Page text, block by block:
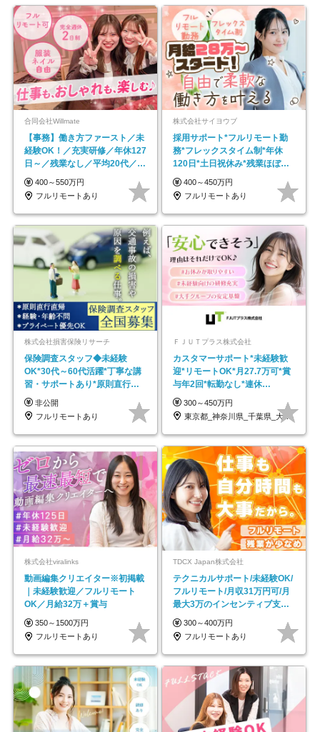
合同会社Willmate
【事務】働き方ファースト／未
経験OK！／充実研修／年休127
日～／残業なし／平均20代／リ
モートOK
400～550万円
フルリモートあり
株式会社サイヨウブ
採用サポート*フルリモート勤
務*フレックスタイム制*年休
120日*土日祝休み*残業ほぼな
し*育児中社員8割以上
400～450万円
フルリモートあり
株式会社損害保険リサーチ
保険調査スタッフ◆未経験
OK*30代～60代活躍*丁寧な講
習・サポートあり*原則直行直
帰／全国募集・業務委託
非公開
フルリモートあり
ＦＪＵＴプラス株式会社
カスタマーサポート*未経験歓
迎*リモートOK*月27.7万可*賞
与年2回*転勤なし*連休
OK/ZE010232
300～450万円
東京都_神奈川県_千葉県_大阪府_愛知県…
株式会社viralinks
動画編集クリエイター※初掲載
｜未経験歓迎／フルリモート
OK／月給32万＋賞与
350～1500万円
フルリモートあり
TDCX Japan株式会社
テクニカルサポート/未経験OK/
フルリモート/月収31万円可/月
最大3万のインセンティブ支給/
平均年齢33歳
300～400万円
フルリモートあり